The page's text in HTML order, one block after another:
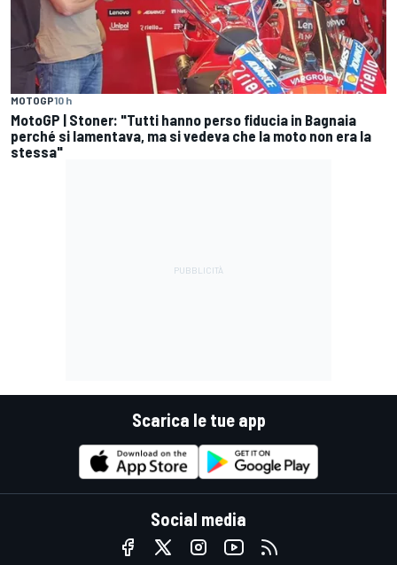
MOTOGP10 h
MotoGP | Stoner: "Tutti hanno perso fiducia in Bagnaia
perché si lamentava, ma si vedeva che la moto non era la
stessa"
Scarica le tue app
Social media